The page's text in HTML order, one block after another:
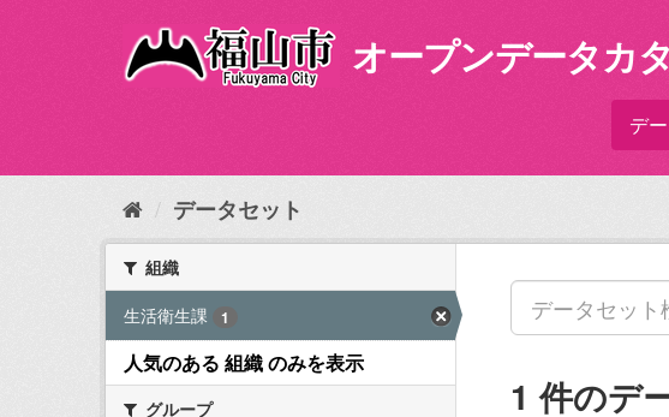
内
オープンデータカ
デ
データセット
組織
生活衛生課
1
人気のある 組織 のみを表示
グループ
1 件のデ